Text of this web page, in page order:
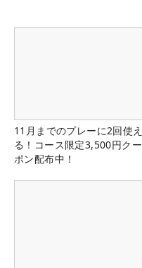
11月までのプレーに2回使え
る！コース限定3,500円クー
ポン配布中！